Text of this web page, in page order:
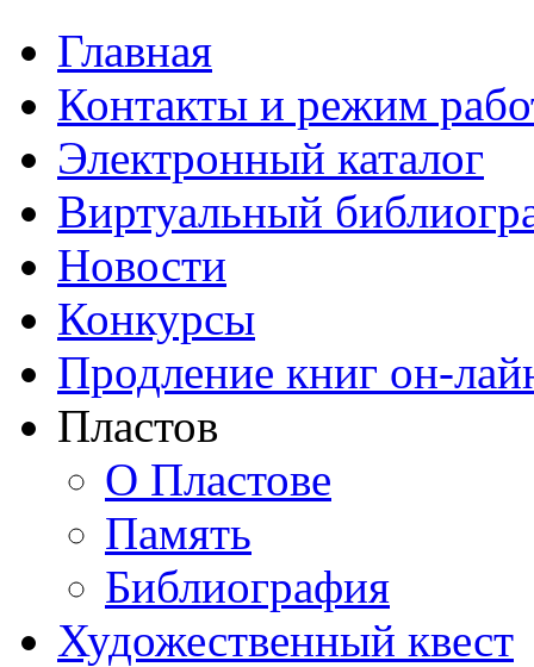
Главная
Контакты и режим
Электронный каталог
Виртуальный
Новости
Конкурсы
Продление книг он-
Пластов
О Пластове
Память
Библиография
Художественный квест